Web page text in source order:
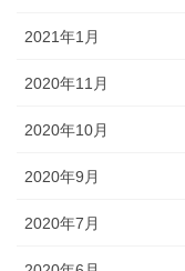
2021年1月
2020年11月
2020年10月
2020年9月
2020年7月